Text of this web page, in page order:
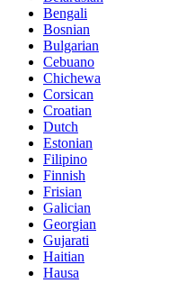
Bengali
Bosnian
Bulgarian
Cebuano
Chichewa
Corsican
Croatian
Dutch
Estonian
Filipino
Finnish
Frisian
Galician
Georgian
Gujarati
Haitian
Hausa